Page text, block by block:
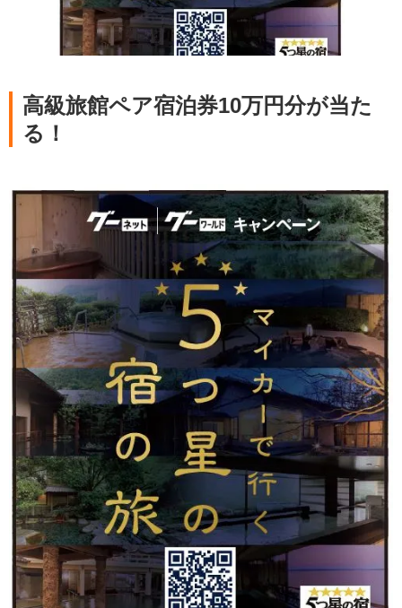
高級旅館ペア宿泊券10万円分が当た
る！